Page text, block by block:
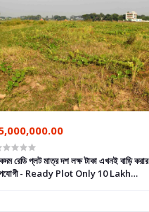
রেডি প্লট মাত্র দশ লক্ষ টাকা এখনই বাড়ি করার
- Ready Plot Only 10 Lakh